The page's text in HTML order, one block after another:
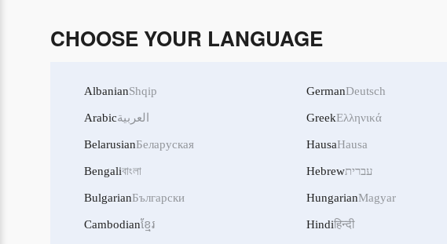
CHOOSE YOUR LANGUAGE
AlbanianShqip
Arabicالعربية
BelarusianБеларуская
Bengaliবাংলা
BulgarianБългарски
Cambodianខ្មែរ
GermanDeutsch
GreekΕλληνικά
HausaHausa
Hebrewעברית
HungarianMagyar
Hindiहिन्दी